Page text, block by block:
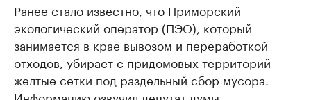
Ранее стало известно, что Приморский
экологический оператор (ПЭО), который
занимается в крае вывозом и переработкой
отходов, убирает с придомовых территорий
желтые сетки под раздельный сбор мусора.